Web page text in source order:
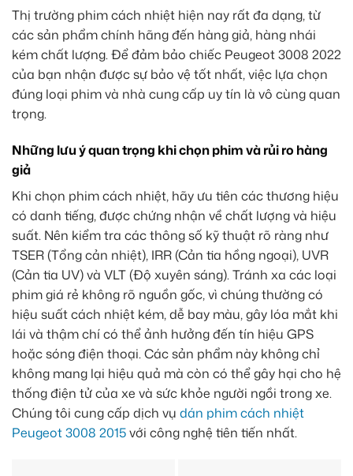
Thị trường phim cách nhiệt hiện nay rất đa dạng, từ
các sản phẩm chính hãng đến hàng giả, hàng nhái
kém chất lượng. Để đảm bảo chiếc Peugeot 3008 2022
của bạn nhận được sự bảo vệ tốt nhất, việc lựa chọn
đúng loại phim và nhà cung cấp uy tín là vô cùng quan
trọng.
Những lưu ý quan trọng khi chọn phim và rủi ro hàng
giả
Khi chọn phim cách nhiệt, hãy ưu tiên các thương hiệu
có danh tiếng, được chứng nhận về chất lượng và hiệu
suất. Nên kiểm tra các thông số kỹ thuật rõ ràng như
TSER (Tổng cản nhiệt), IRR (Cản tia hồng ngoại), UVR
(Cản tia UV) và VLT (Độ xuyên sáng). Tránh xa các loại
phim giá rẻ không rõ nguồn gốc, vì chúng thường có
hiệu suất cách nhiệt kém, dễ bay màu, gây lóa mắt khi
lái và thậm chí có thể ảnh hưởng đến tín hiệu GPS
hoặc sóng điện thoại. Các sản phẩm này không chỉ
không mang lại hiệu quả mà còn có thể gây hại cho hệ
thống điện tử của xe và sức khỏe người ngồi trong xe.
Chúng tôi cung cấp dịch vụ dán phim cách nhiệt
Peugeot 3008 2015với công nghệ tiên tiến nhất.